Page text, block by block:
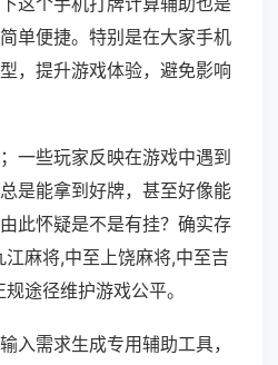
单便捷。特别是在大家手机
，提升游戏体验，避免影响
一些玩家反映在游戏中遇到
是能拿到好牌，甚至好像能
此怀疑是不是有挂？确实存
麻将,中至上饶麻将,中至吉
途径维护游戏公平。
入需求生成专用辅助工具，